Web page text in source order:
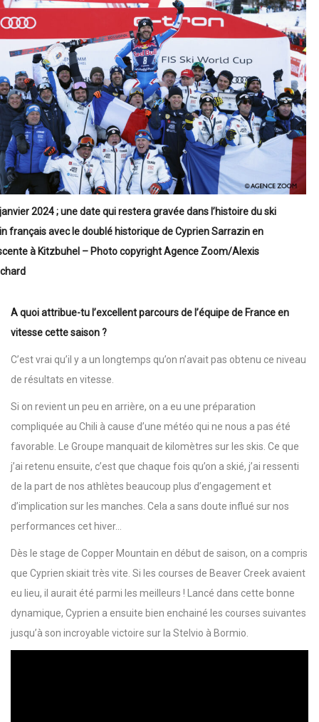
2024 ; une date qui restera gravée dans l’histoire du ski
français avec le doublé historique de Cyprien Sarrazin en
à Kitzbuhel – Photo copyright Agence Zoom/Alexis
A quoi attribue-tu l’excellent parcours de l’équipe de France en
vitesse cette saison ?
C’est vrai qu’il y a un longtemps qu’on n’avait pas obtenu ce niveau
de résultats en vitesse.
Si on revient un peu en arrière, on a eu une préparation
compliquée au Chili à cause d’une météo qui ne nous a pas été
favorable. Le Groupe manquait de kilomètres sur les skis. Ce que
j’ai retenu ensuite, c’est que chaque fois qu’on a skié, j’ai ressenti
de la part de nos athlètes beaucoup plus d’engagement et
d’implication sur les manches. Cela a sans doute influé sur nos
performances cet hiver…
Dès le stage de Copper Mountain en début de saison, on a compris
que Cyprien skiait très vite. Si les courses de Beaver Creek avaient
eu lieu, il aurait été parmi les meilleurs ! Lancé dans cette bonne
dynamique, Cyprien a ensuite bien enchainé les courses suivantes
jusqu’à son incroyable victoire sur la Stelvio à Bormio.